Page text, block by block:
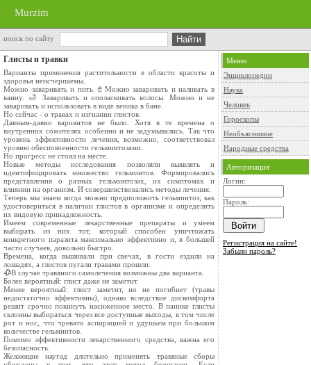
Murzim
поиск по сайту
Глисты и травки
Варианты применения растительности в области красоты и
здоровья неисчерпаемы.
Можно заваривать и пить.🥤Можно заваривать и наливать в
ванну. 🛁 Заваривать и ополаскивать волосы. Можно и не
заваривать и использовать в виде веника в бане.
Но сейчас - о травах и изгнании глистов.
Давным-давно вариантов не было. Хотя в те времена о
внутренних сожителях особенно и не задумывались. Так что
уровень эффективности лечения, возможно, соответствовал
уровню обеспокоенности гельминтозами.
Но прогресс не стоял на месте.
Новые методы исследования позволяли выявлять и
идентифицировать множество гельминтов. Формировались
представления о разных гельминтозах, их симптомах и
влиянии на организм. И совершенствовались методы лечения.
Теперь мы знаем когда можно предположить гельминтоз; как
удостовериться в наличии глистов в организме и определить
их видовую принадлежность.
Имеем современные лекарственные препараты и умеем
выбирать из них тот, который способен уничтожать
конкретного паразита максимально эффективно и, в большей
части случаев, довольно быстро.
Времена, когда вышивали при свечах, в гости ездили на
лошадях, а глистов пугали травами прошли.
🥀В случае травяного самолечения возможны два варианта.
Более вероятный: глист даже не заметит.
Менее вероятный: глист заметит, но не погибнет (травы
недостаточно эффективны), однако вследствие дискомфорта
решит срочно покинуть насиженное место. В панике глисты
склонны выбираться через все доступные выходы, в том числе
рот и нос, что чревато аспирацией и удушьем при большом
количестве гельминтов.
Помимо эффективности лекарственного средства, важна его
безопасность.
Желающие наугад длительно применять травяные сборы
Меню
Энциклопедии
Наука
Человек
Гороскопы
Необъяснимое
Народные средства
Авторизация
Логин:
Пароль:
Регистрация на сайте!
Забыли пароль?